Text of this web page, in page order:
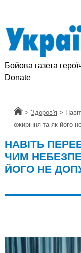
Бойова газета
Donate
Головна
> Здоров'я >
ожиріння та як його
НАВІТЬ
ЧИМ
ЙОГО НЕ